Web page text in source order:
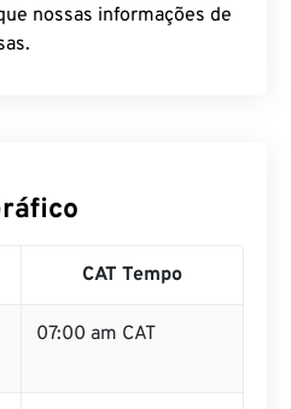
nossas informações de
CAT Tempo
07:00 am CAT